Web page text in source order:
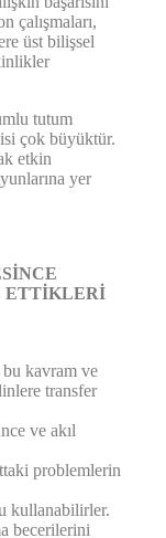
çalışmaları,
üst bilişsel
tutum
çok büyüktür.
etkin
yer
ETTİKLERİ
kavram ve
transfer
ve akıl
problemlerin
kullanabilirler.
becerilerini